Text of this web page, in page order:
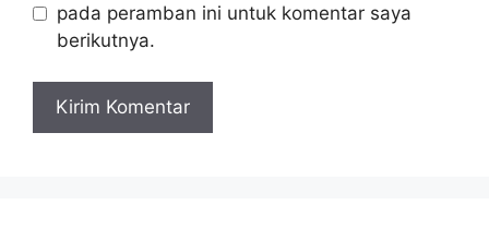
pada peramban ini untuk komentar saya
berikutnya.